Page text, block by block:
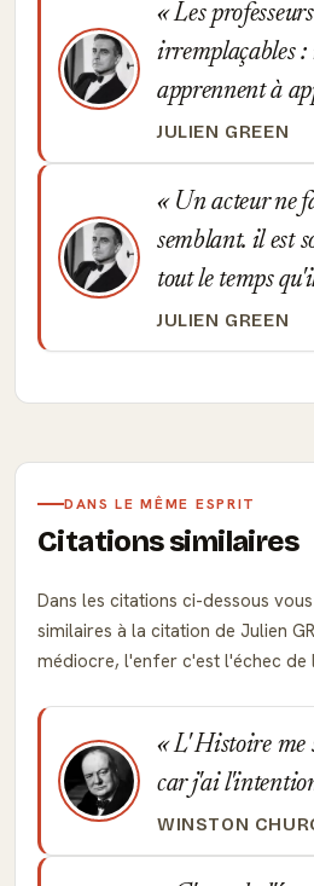
Les
irremplaçables :
apprennent à
JULIEN GREEN
Un acteur ne
semblant. il est
tout le temps
JULIEN GREEN
DANS LE MÊME ESPRIT
Citations similaires
Dans les citations ci-dessous
similaires à la citation de Julien
médiocre, l'enfer c'est l'échec de
L' Histoire me
car j'ai
WINSTON